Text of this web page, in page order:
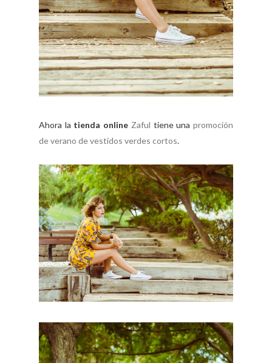
Ahora la tienda online Zaful tiene unapromoción
de verano de vestidos verdes cortos.